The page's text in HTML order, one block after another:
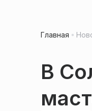
Главная
В